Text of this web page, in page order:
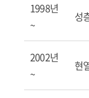
1998년
~
성
2002년
~
현